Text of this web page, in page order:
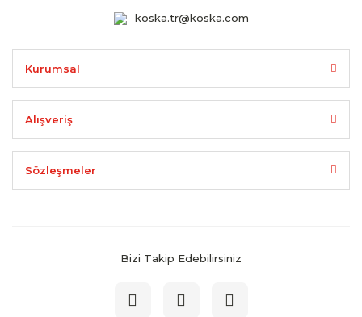
koska.tr@koska.com
Kurumsal
Alışveriş
Sözleşmeler
Bizi Takip Edebilirsiniz